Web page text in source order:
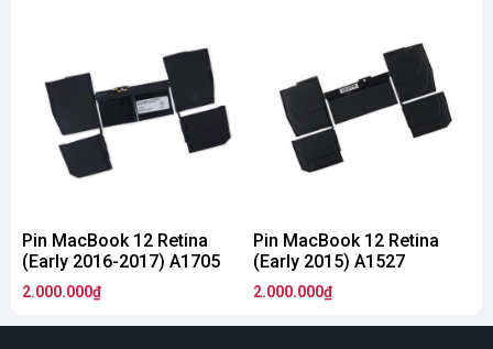
Pin MacBook 12 Retina
(Early 2016-2017) A1705
2.000.000₫
Pin MacBook 12 Retina
(Early 2015) A1527
2.000.000₫